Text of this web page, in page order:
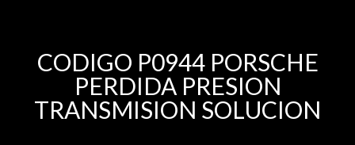
CODIGO P0944 PORSCHE
PERDIDA PRESION
TRANSMISION SOLUCION